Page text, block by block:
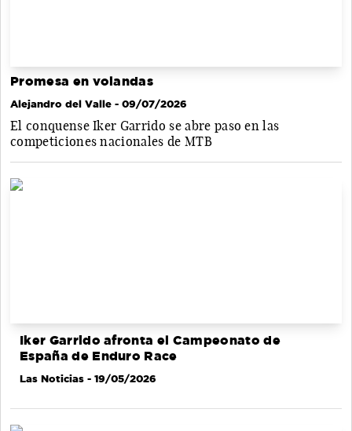
Promesa en volandas
Alejandro del Valle - 09/07/2026
El conquense Iker Garrido se abre paso en las
competiciones nacionales de MTB
Iker Garrido afronta el Campeonato de
España de Enduro Race
Las Noticias - 19/05/2026